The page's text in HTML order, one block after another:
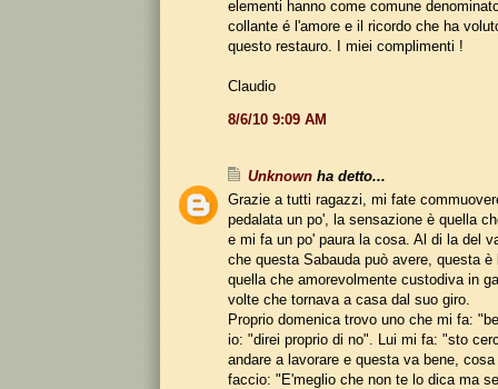
elementi hanno come comune
collante é l'amore e il ricordo che ha
questo restauro. I miei complimenti !
Claudio
8/6/10 9:09 AM
Unknown ha detto...
Grazie a tutti ragazzi, mi fate
pedalata un po', la sensazione è quella
e mi fa un po' paura la cosa. Al di la del
che questa Sabauda può avere, questa
quella che amorevolmente custodiva in
volte che tornava a casa dal suo giro.
Proprio domenica trovo uno che mi fa:
io: "direi proprio di no". Lui mi fa: "sto
andare a lavorare e questa va bene,
faccio: "E'meglio che non te lo dica ma